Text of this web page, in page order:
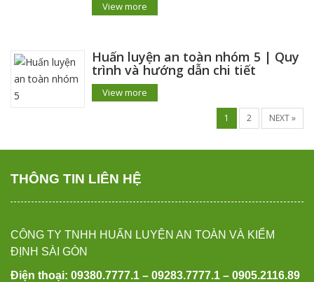
View more
Huấn luyện an toàn nhóm 5 | Quy
trình và hướng dẫn chi tiết
View more
1 2 NEXT »
THÔNG TIN LIÊN HỆ
CÔNG TY TNHH HUẤN LUYỆN AN TOÀN VÀ KIỂM
ĐỊNH SÀI GÒN
Điện thoại: 09380.7777.1 – 09283.7777.1 – 0905.2116.89